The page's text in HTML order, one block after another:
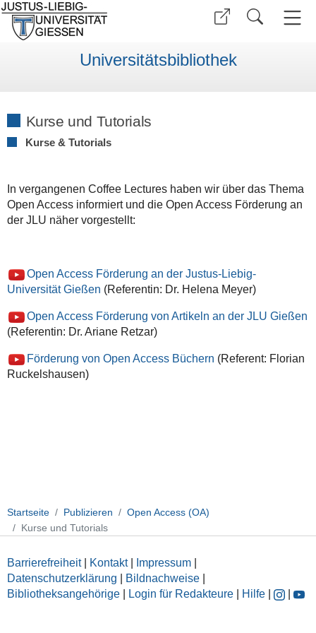
Universitätsbibliothek
Kurse und Tutorials
Kurse & Tutorials
In vergangenen Coffee Lectures haben wir über das Thema
Open Access informiert und die Open Access Förderung an
der JLU näher vorgestellt:
Open Access Förderung an der Justus-Liebig-
Universität Gießen (Referentin: Dr. Helena Meyer)
Open Access Förderung von Artikeln an der JLU Gießen
(Referentin: Dr. Ariane Retzar)
Förderung von Open Access Büchern (Referent: Florian
Ruckelshausen)
Startseite Publizieren
Open Access (OA)
Kurse und Tutorials
Barrierefreiheit| Kontakt| Impressum
Datenschutzerklärung
Bildnachweise
Bibliotheksangehörige
Login für Redakteure Hilfe